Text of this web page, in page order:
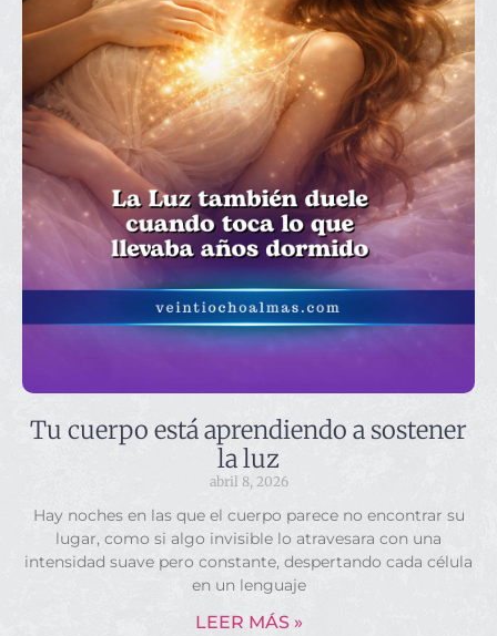
Tu cuerpo está aprendiendo a sostener
la luz
abril 8, 2026
Hay noches en las que el cuerpo parece no encontrar su
lugar, como si algo invisible lo atravesara con una
intensidad suave pero constante, despertando cada célula
en un lenguaje
LEER MÁS »